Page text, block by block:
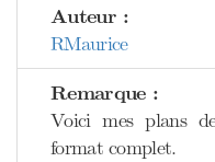
Auteur :
RMaurice
Remarque :
Voici mes plans
format complet.